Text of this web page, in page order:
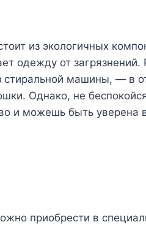
из экологичных
одежду от загрязнений.
стиральной машины, — в
Однако, не
и можешь быть уверена
приобрести в